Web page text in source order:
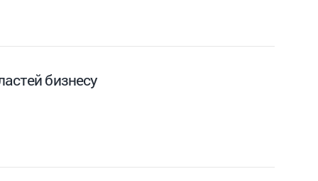
бизнесу